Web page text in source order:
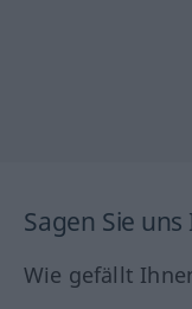
Sagen Sie
Wie gefällt